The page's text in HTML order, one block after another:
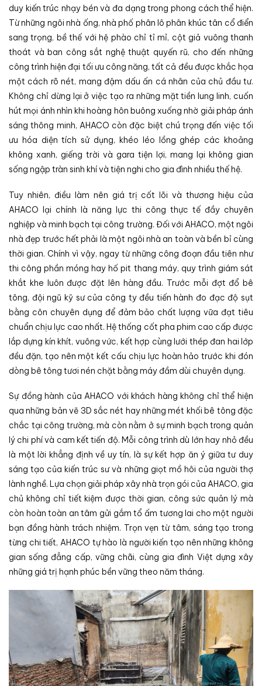
duy kiến trúc nhạy bén và đa dạng trong phong cách thể hiện.
Từ những ngôi nhà ống, nhà phố phân lô phân khúc tân cổ điển
sang trọng, bề thế với hệ phào chỉ tỉ mỉ, cột giả vuông thanh
thoát và ban công sắt nghệ thuật quyến rũ, cho đến những
công trình hiện đại tối ưu công năng, tất cả đều được khắc họa
một cách rõ nét, mang đậm dấu ấn cá nhân của chủ đầu tư.
Không chỉ dừng lại ở việc tạo ra những mặt tiền lung linh, cuốn
hút mọi ánh nhìn khi hoàng hôn buông xuống nhờ giải pháp ánh
sáng thông minh, AHACO còn đặc biệt chú trọng đến việc tối
ưu hóa diện tích sử dụng, khéo léo lồng ghép các khoảng
không xanh, giếng trời và gara tiện lợi, mang lại không gian
sống ngập tràn sinh khí và tiện nghi cho gia đình nhiều thế hệ.
Tuy nhiên, điều làm nên giá trị cốt lõi và thương hiệu của
AHACO lại chính là năng lực thi công thực tế đầy chuyên
nghiệp và minh bạch tại công trường. Đối với AHACO, một ngôi
nhà đẹp trước hết phải là một ngôi nhà an toàn và bền bỉ cùng
thời gian. Chính vì vậy, ngay từ những công đoạn đầu tiên như
thi công phần móng hay hố pit thang máy, quy trình giám sát
khắt khe luôn được đặt lên hàng đầu. Trước mỗi đợt đổ bê
tông, đội ngũ kỹ sư của công ty đều tiến hành đo đạc độ sụt
bằng côn chuyên dụng để đảm bảo chất lượng vữa đạt tiêu
chuẩn chịu lực cao nhất. Hệ thống cốt pha phim cao cấp được
lắp dựng kín khít, vuông vức, kết hợp cùng lưới thép đan hai lớp
đều đặn, tạo nên một kết cấu chịu lực hoàn hảo trước khi đón
dòng bê tông tươi nén chặt bằng máy đầm dùi chuyên dụng.
Sự đồng hành của AHACO với khách hàng không chỉ thể hiện
qua những bản vẽ 3D sắc nét hay những mét khối bê tông đặc
chắc tại công trường, mà còn nằm ở sự minh bạch trong quản
lý chi phí và cam kết tiến độ. Mỗi công trình dù lớn hay nhỏ đều
là một lời khẳng định về uy tín, là sự kết hợp ăn ý giữa tư duy
sáng tạo của kiến trúc sư và những giọt mồ hôi của người thợ
lành nghề. Lựa chọn giải pháp xây nhà trọn gói của AHACO, gia
chủ không chỉ tiết kiệm được thời gian, công sức quản lý mà
còn hoàn toàn an tâm gửi gắm tổ ấm tương lai cho một người
bạn đồng hành trách nhiệm. Trọn vẹn từ tâm, sáng tạo trong
từng chi tiết, AHACO tự hào là người kiến tạo nên những không
gian sống đẳng cấp, vững chãi, cùng gia đình Việt dựng xây
những giá trị hạnh phúc bền vững theo năm tháng.